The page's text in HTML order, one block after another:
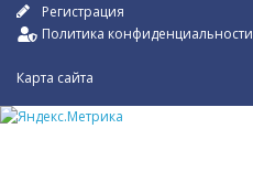
Регистрация
Политика конфиденциальности
Карта сайта